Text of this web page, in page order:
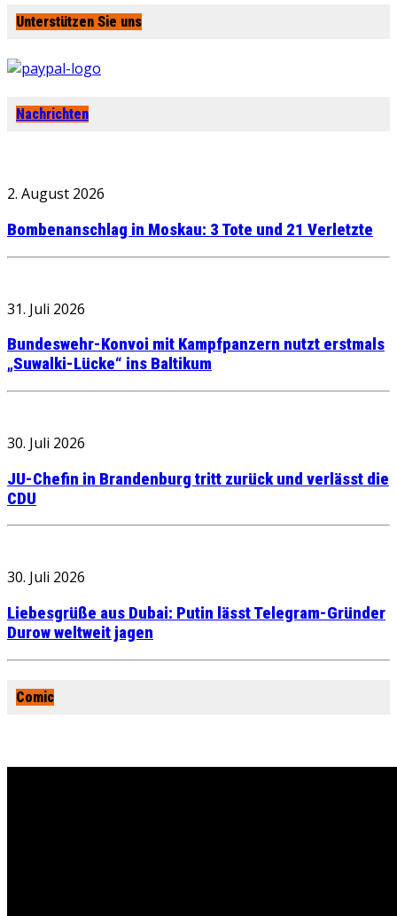
Unterstützen Sie uns
Nachrichten
2. August 2026
Bombenanschlag in Moskau: 3 Tote und 21 Verletzte
31. Juli 2026
Bundeswehr-Konvoi mit Kampfpanzern nutzt erstmals
„Suwalki-Lücke“ ins Baltikum
30. Juli 2026
JU-Chefin in Brandenburg tritt zurück und verlässt die
CDU
30. Juli 2026
Liebesgrüße aus Dubai: Putin lässt Telegram-Gründer
Durow weltweit jagen
Comic